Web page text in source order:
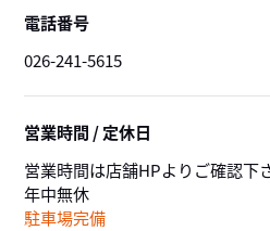
電話番号
026-241-5615
営業時間 / 定休日
営業時間は店舗HPよりご確認下
年中無休
駐車場完備